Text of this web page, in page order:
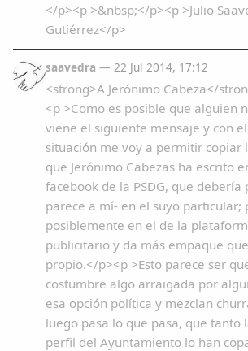
</p><p >&nbsp;</p><p >Julio
Gutiérrez</p>
saavedra — 22 Jul 2014, 17:12
<strong>A Jerónimo Cabeza</
<p >Como es posible que alguien
viene el siguiente mensaje y con
situación me voy a permitir copiar
que Jerónimo Cabezas ha escrito
facebook de la PSDG, que debería
parece a mí- en el suyo particular;
posiblemente en el de la
publicitario y da más empaque
propio.</p><p >Esto parece ser
costumbre algo arraigada por
esa opción política y mezclan
luego pasa lo que pasa, que tanto
perfil del Ayuntamiento lo han